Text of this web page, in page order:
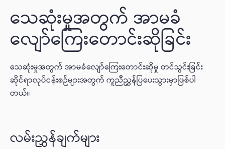
သေဆုံးမှုအတွက် အာမခံ
လျော်ကြေးတောင်းဆိုခြင်း
သေဆုံးမှုအတွက် အာမခံလျော်ကြေးတောင်းဆိုမှု တင်သွင်းခြင်း
ဆိုင်ရာလုပ်ငန်းစဉ်များအတွက် ကူညီညွှန်ပြပေးသွားမှာဖြစ်ပါ
တယ်။
လမ်းညွှန်ချက်များ